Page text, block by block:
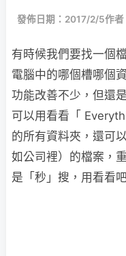
發佈日期：2017/2/5作者
有時候我們要找一個
電腦中的哪個槽哪個
功能改善不少，但還
可以用看看「
的所有資料夾，還可
如公司裡）的檔案，
是「秒」搜，用看看吧